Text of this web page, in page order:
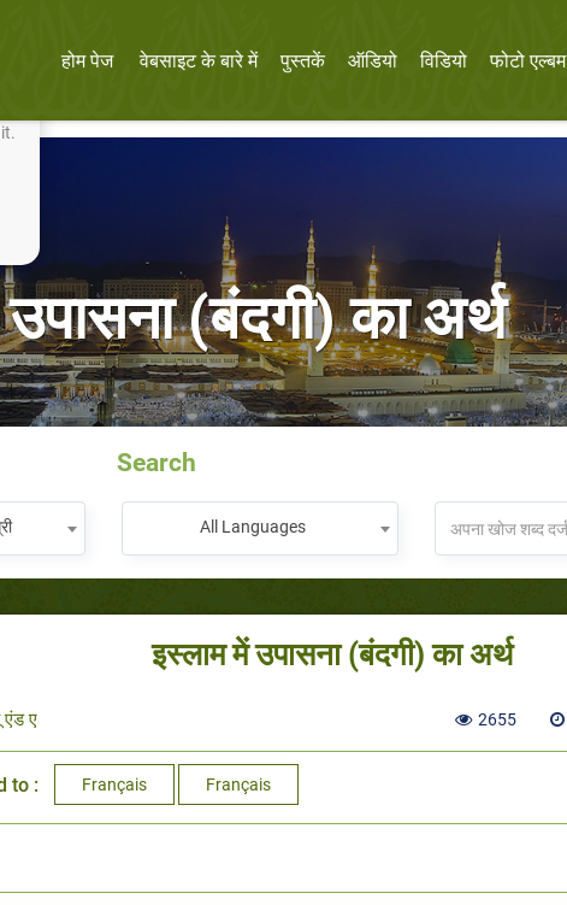
होम पेज वेबसाइट के बारे में पुस्तकें ऑडियो विडियो फोटो एल्बम
(बंदगी) का अर्थ
Search
All Languages
इस्लाम में उपासना (बंदगी) का अर्थ
एंड ए 2655
to : Français Français